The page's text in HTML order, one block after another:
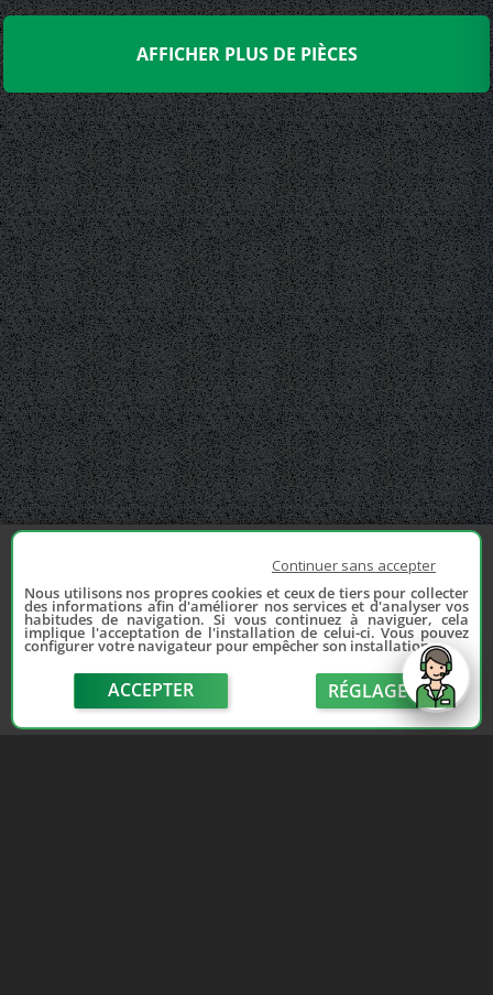
AFFICHER PLUS DE PIÈCES
Continuer sans accepter
Nous utilisons nos propres cookies et ceux de tiers pour collecter
des informations afin d'améliorer nos services et d'analyser vos
habitudes de navigation. Si vous continuez à naviguer, cela
implique l'acceptation de l'installation de celui-ci. Vous pouvez
configurer votre navigateur pour empêcher son installation.
ACCEPTER RÉGLAGE